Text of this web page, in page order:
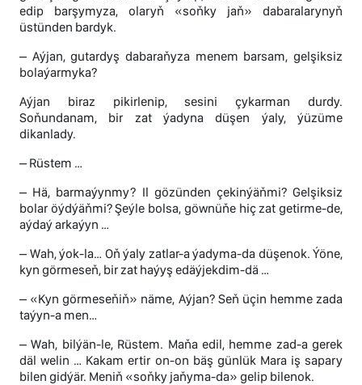
edip barşymyza, olaryň «soňky jaň» dabaralarynyň
üstünden bardyk.
– Aýjan, gutardyş dabaraňyza menem barsam, gelşiksiz
bolaýarmyka?
Aýjan biraz pikirlenip, sesini çykarman durdy.
Soňundanam, bir zat ýadyna düşen ýaly, ýüzüme
dikanlady.
– Rüstem …
– Hä, barmaýynmy? Il gözünden çekinýäňmi? Gelşiksiz
bolar öýdýäňmi? Şeýle bolsa, göwnüňe hiç zat getirme-de,
aýdaý arkaýyn …
– Wah, ýok-la… Oň ýaly zatlar-a ýadyma-da düşenok. Ýöne,
kyn görmeseň, bir zat haýyş edäýjekdim-dä …
– «Kyn görmeseňiň» näme, Aýjan? Seň üçin hemme zada
taýyn-a men…
– Wah, bilýän-le, Rüstem. Maňa edil, hemme zad-a gerek
däl welin … Kakam ertir on-on bäş günlük Mara iş sapary
bilen gidýär. Meniň «soňky jaňyma-da» gelip bilenok.